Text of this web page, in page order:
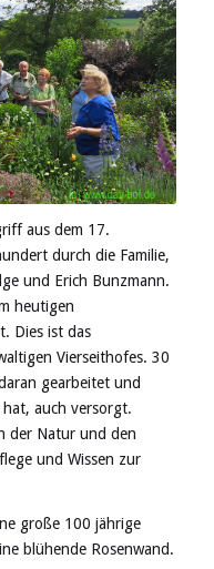
aus dem 17.
durch die Familie,
und Erich Bunzmann.
heutigen
Dies ist das
Vierseithofes. 30
gearbeitet und
auch versorgt.
der Natur und den
und Wissen zur
große 100 jährige
blühende Rosenwand.